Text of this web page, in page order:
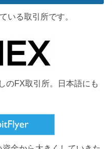
いる取引所です。
のFX取引所。日本語にも